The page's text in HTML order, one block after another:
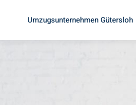
Umzugsunternehmen Gütersloh